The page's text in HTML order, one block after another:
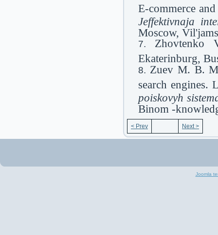
E-commerce
Jeffektivnaja
Moscow,
Zhovtenko
Ekaterinburg,
Zuev M. B.
search engines.
poiskovyh
Binom -
< Prev Next >
Joomla